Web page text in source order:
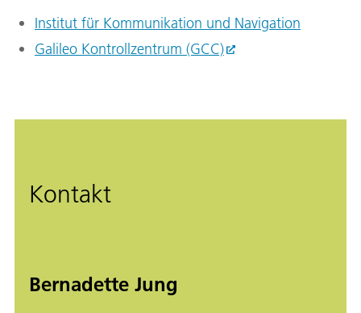
Institut für Kommunikation und Navigation
Galileo Kontrollzentrum (GCC)
Kontakt
Bernadette Jung